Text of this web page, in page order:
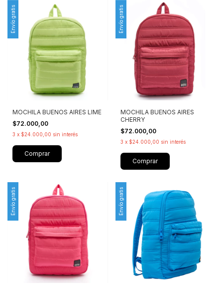
Envío gratis
MOCHILA BUENOS AIRES LIME
$72.000,00
3 x $24.000,00 sin interés
Comprar
Envío gratis
MOCHILA BUENOS AIRES
CHERRY
$72.000,00
3 x $24.000,00 sin interés
Comprar
Envío gratis Envío gratis